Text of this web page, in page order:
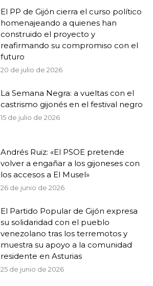
El PP de Gijón cierra el curso político
homenajeando a quienes han
construido el proyecto y
reafirmando su compromiso con el
futuro
20 de julio de 2026
La Semana Negra: a vueltas con el
castrismo gijonés en el festival negro
15 de julio de 2026
Andrés Ruiz: «El PSOE pretende
volver a engañar a los gijoneses con
los accesos a El Musel»
26 de junio de 2026
El Partido Popular de Gijón expresa
su solidaridad con el pueblo
venezolano tras los terremotos y
muestra su apoyo a la comunidad
residente en Asturias
25 de junio de 2026